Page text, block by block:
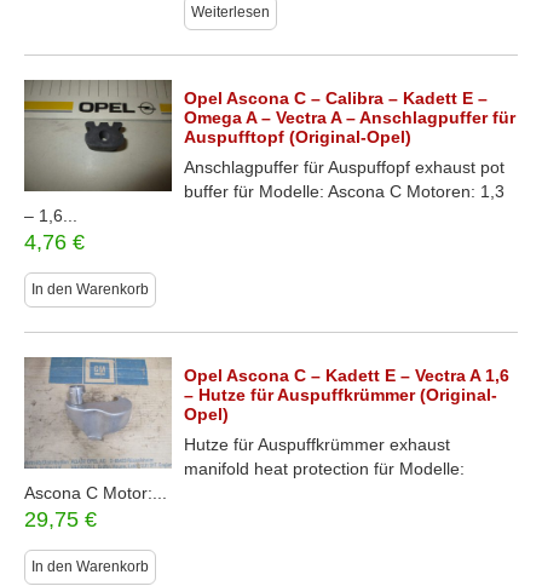
Weiterlesen
Opel Ascona C – Calibra – Kadett E –
Omega A – Vectra A – Anschlagpuffer für
Auspufftopf (Original-Opel)
Anschlagpuffer für Auspuffopf exhaust pot
buffer für Modelle: Ascona C Motoren: 1,3
– 1,6...
4,76 €
In den Warenkorb
Opel Ascona C – Kadett E – Vectra A 1,6
– Hutze für Auspuffkrümmer (Original-
Opel)
Hutze für Auspuffkrümmer exhaust
manifold heat protection für Modelle:
Ascona C Motor:...
29,75 €
In den Warenkorb